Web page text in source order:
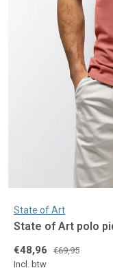
State of Art
State of Art polo
€48,96
€69,95
Incl. btw